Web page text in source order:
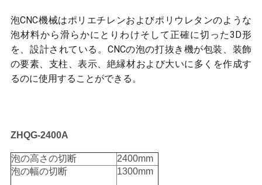
プ
ラ
イ
バ
ー
ポ
リ
泡CNC機械はポリエチレンおよびポリウレタンのような
泡材料から滑らかにとりわけそして正確に切った3D形
を、設計されている。CNCの泡の打抜き機が包装、装飾
の要素、支柱、表示、絶縁材および大いに多くを作成す
るのに使用することができる。
ZHQG-2400A
泡の高さの切断
2400mm
泡の幅の切断
1300mm